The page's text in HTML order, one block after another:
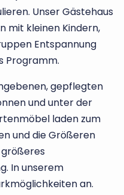
Unser Gästehaus
mit kleinen Kindern,
Entspannung
Programm.
gepflegten
und unter der
laden zum
und die Größeren
größeres
In unserem
an.